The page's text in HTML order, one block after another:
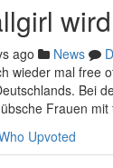
ago News
wieder mal free
Bei
Frauen
Upvoted